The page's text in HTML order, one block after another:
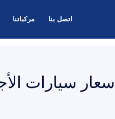
مركباتنا اتصل بنا